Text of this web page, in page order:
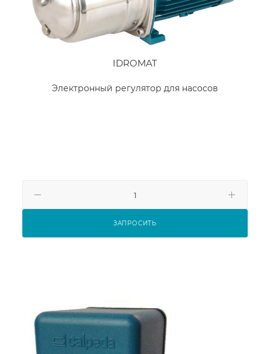
IDROMAT
Электронный регулятор для насосов
ЗАПРОСИТЬ